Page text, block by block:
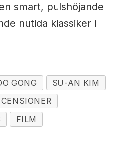
smart, pulshöjande
nutida klassiker i
GONG
SU-AN KIM
FILM